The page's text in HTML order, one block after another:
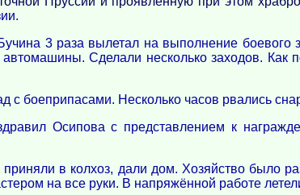
3 раза вылетал на выполнение боевого
Сделали несколько заходов. Как
с боеприпасами. Несколько часов рвались
Осипова с представлением к
в колхоз, дали дом. Хозяйство было
на все руки. В напряжённой работе